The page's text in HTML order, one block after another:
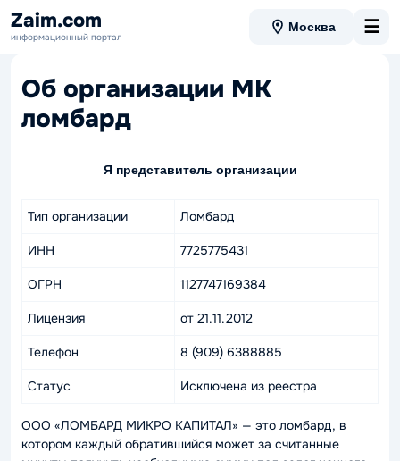
Zaim.com
информационный портал
Москва ☰
Об организации МК
ломбард
Я представитель организации
Тип организации Ломбард
ИНН 7725775431
ОГРН 1127747169384
Лицензия от 21.11.2012
Телефон 8 (909) 6388885
Статус Исключена из реестра
ООО «ЛОМБАРД МИКРО КАПИТАЛ» — это ломбард, в
котором каждый обратившийся может за считанные